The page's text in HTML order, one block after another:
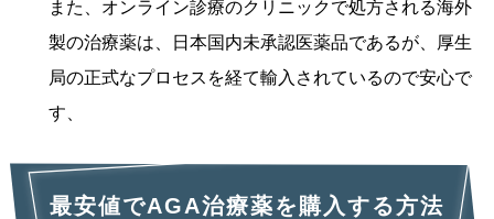
また、オンライン診療のクリニックで処方される海外
製の治療薬は、日本国内未承認医薬品であるが、厚生
局の正式なプロセスを経て輸入されているので安心で
す、
最安値でAGA治療薬を購入する方法